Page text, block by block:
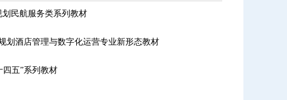
划民航服务类系列教材
划酒店管理与数字化运营专业新形态教材
四五”系列教材